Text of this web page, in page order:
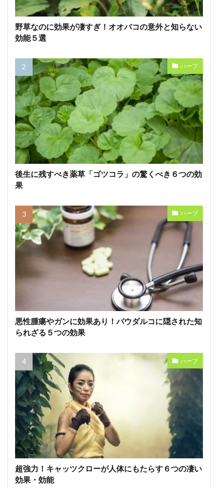
野草なのに効果が凄すぎ！オオバコの意外と知らない
効能５選
ハーブ
後生に残すべき薬草「ゴツコラ」の驚くべき６つの効
果
ハーブ
悪性腫瘍やガンに効果あり！パウダルコに隠された知
られざる５つの効果
ハーブ
超強力！キャッツクローが人体にもたらす６つの凄い
効果・効能